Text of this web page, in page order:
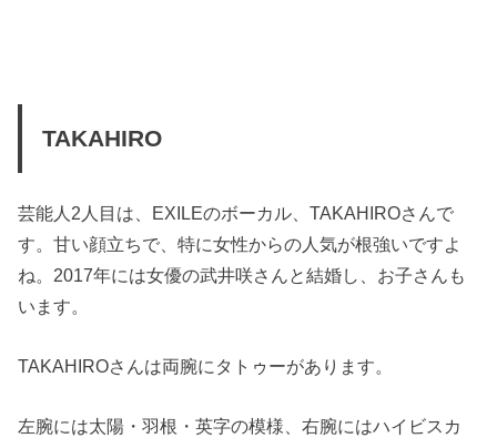
TAKAHIRO
芸能人2人目は、EXILEのボーカル、TAKAHIROさんで
す。甘い顔立ちで、特に女性からの人気が根強いですよ
ね。2017年には女優の武井咲さんと結婚し、お子さんも
います。
TAKAHIROさんは両腕にタトゥーがあります。
左腕には太陽・羽根・英字の模様、右腕にはハイビスカ